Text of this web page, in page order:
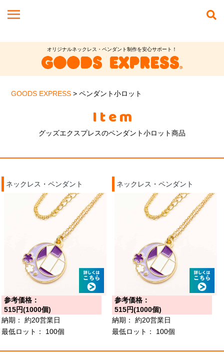
オリジナルネックレス・ペンダント制作を安心サポート！
GOODS EXPRESS >ペンダント小ロット
Item
グッズエクスプレスのペンダント小ロット商品
ネックレス・ペンダント
参考価格：
515円(1000個)
納期：
約20営業日
最低ロット：
100個
ネックレス・ペンダント
参考価格：
515円(1000個)
納期：
約20営業日
最低ロット：
100個